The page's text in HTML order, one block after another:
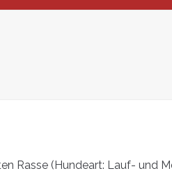
Rasse (Hundeart: Lauf- und